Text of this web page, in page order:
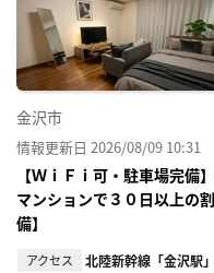
金沢市
情報更新日 2026/08/09 10:31
【ＷｉＦｉ可・駐車場完
マンションで３０日以上の
備】
アクセス 北陸新幹線「金沢駅